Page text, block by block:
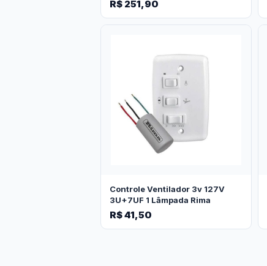
R$ 251,90
Controle Ventilador 3v 127V
3U+7UF 1 Lâmpada Rima
R$ 41,50